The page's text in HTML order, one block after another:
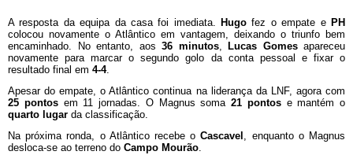
A resposta da equipa da casa foi imediata. Hugo fez o empate e PH
colocou novamente o Atlântico em vantagem, deixando o triunfo bem
encaminhado. No entanto, aos 36 minutos, Lucas Gomesapareceu
novamente para marcar o segundo golo da conta pessoal e fixar o
resultado final em 4-4.
Apesar do empate, o Atlântico continua na liderança da LNF, agora com
25 pontosem 11 jornadas. O Magnus soma 21 pontose mantém o
quarto lugar da classificação.
Na próxima ronda, o Atlântico recebe oCascavel , enquanto o Magnus
desloca-se ao terreno do Campo Mourão.